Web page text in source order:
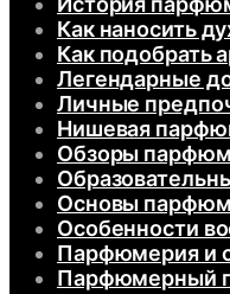
Как наносить
Как подобрать
Легендарные
Личные
Нишевая
Обзоры
Основы
Особенности
Парфюмерия и
Парфюмерный